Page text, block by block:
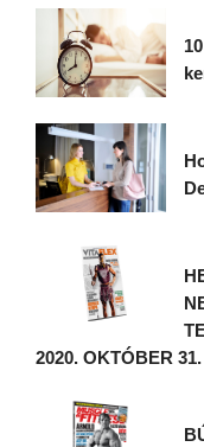
2020. OKTÓBER 31.